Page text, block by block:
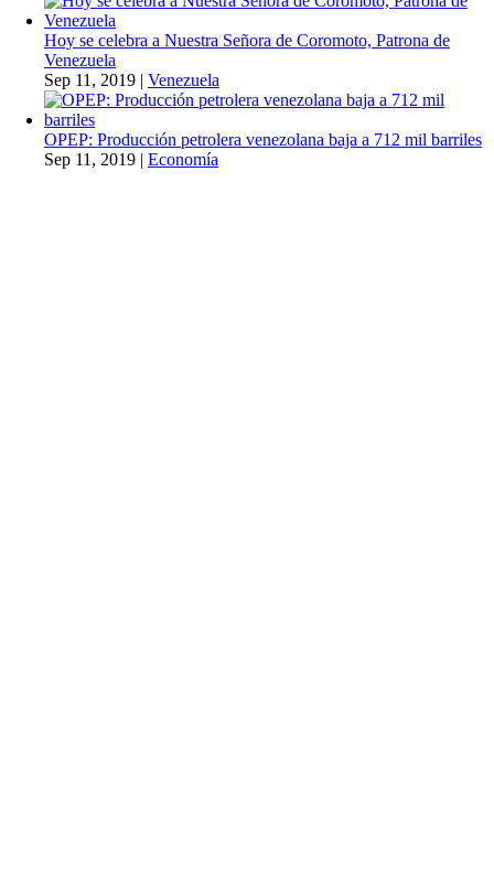
Hoy se celebra a Nuestra Señora de Coromoto, Patrona de
Venezuela
Sep 11, 2019 | Venezuela
OPEP: Producción petrolera venezolana baja a 712 mil barriles
Sep 11, 2019 | Economía